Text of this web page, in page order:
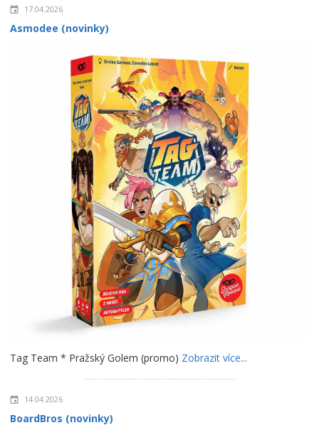
17.04.2026
Asmodee (novinky)
Tag Team * Pražský Golem (promo) Zobrazit více...
14.04.2026
BoardBros (novinky)